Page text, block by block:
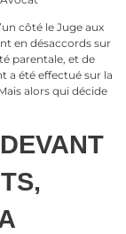
côté le Juge aux
en désaccords sur
parentale, et de
a été effectué sur la
alors qui décide